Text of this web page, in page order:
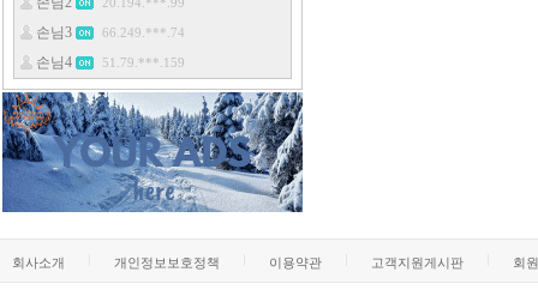
회사소개 개인정보보호정책 이용약관 고객지원게시판 회